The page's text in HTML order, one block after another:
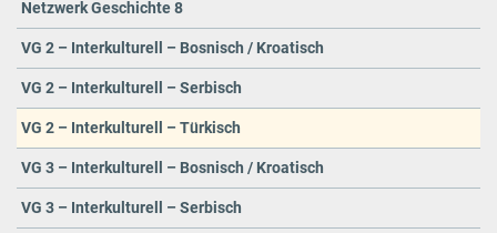
Netzwerk Geschichte 8
VG 2 – Interkulturell – Bosnisch / Kroatisch
VG 2 – Interkulturell – Serbisch
VG 2 – Interkulturell – Türkisch
VG 3 – Interkulturell – Bosnisch / Kroatisch
VG 3 – Interkulturell – Serbisch